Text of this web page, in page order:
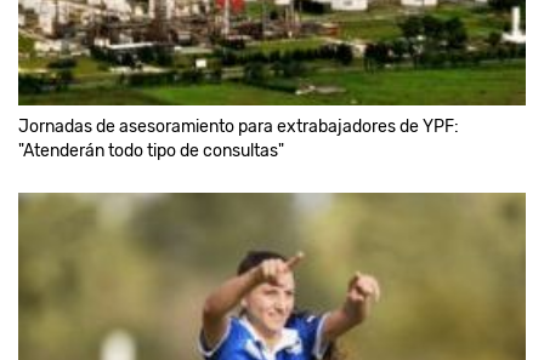
Jornadas de asesoramiento para extrabajadores de YPF:
"Atenderán todo tipo de consultas"